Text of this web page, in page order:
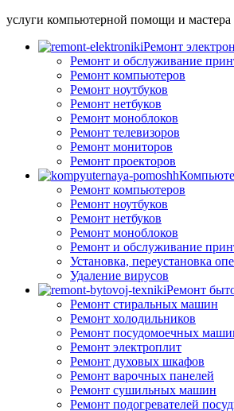
услуги компьютерной помощи и мастера
Ремонт
Ремонт и обслуживание
Ремонт компьютеров
Ремонт ноутбуков
Ремонт нетбуков
Ремонт моноблоков
Ремонт телевизоров
Ремонт мониторов
Ремонт проекторов
Ремонт компьютеров
Ремонт ноутбуков
Ремонт нетбуков
Ремонт моноблоков
Ремонт и обслуживание
Установка, переустановка
Удаление вирусов
Ремонт
Ремонт стиральных машин
Ремонт холодильников
Ремонт посудомоечных
Ремонт электроплит
Ремонт духовых шкафов
Ремонт варочных панелей
Ремонт сушильных машин
Ремонт подогревателей